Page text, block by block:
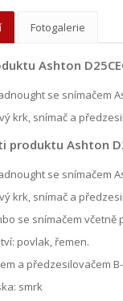
Fotogalerie
Ashton
se snímačem
krk, snímač a
produktu Ashton
se snímačem
krk, snímač a
se snímačem včetně
povlak, řemen.
a předzesilovačem
smrk